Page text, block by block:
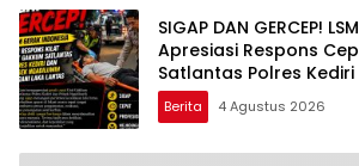
SIGAP DAN GERCEP!
Apresiasi Respons
Satlantas Polres
Ngadiluwih dalam
Kecelakaan Lalu Lintas
Berita 4 Agustus 2026